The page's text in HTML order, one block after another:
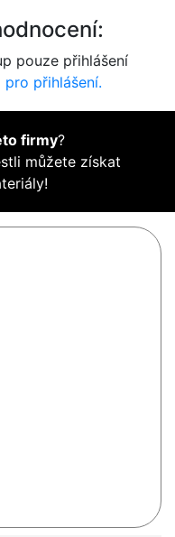
pouze přihlášení
pro přihlášení.
firmy?
můžete získat